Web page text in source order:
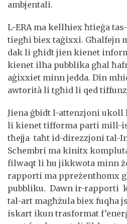
ambjentali.
L-ERA ma kellhiex ħtieġa
tiegħi biex taġixxi. Għalfejn
dak li għidt jien kienet
kienet ilha pubblika għal
aġixxiet minn jedda. Din
awtorità li tgħid li qed
Jiena ġbidt l-attenzjoni
li kienet tifforma parti mill-
tħejja taħt id-direzzjoni tal-
Schembri ma kinitx
filwaqt li hu jikkwota minn
rapporti ma ppreżenthomx
pubbliku. Dawn ir-rapporti
tal-art magħżula biex fuqha
iskart ikun trasformat